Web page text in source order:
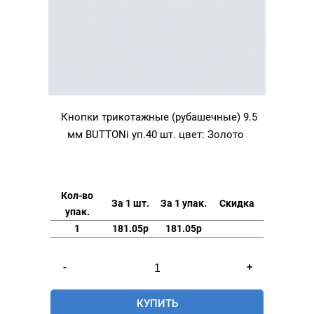
Кнопки трикотажные (рубашечные) 9.5
мм BUTTONi уп.40 шт. цвет: Золото
Кол-во
упак.
За 1 шт. За 1 упак. Скидка
1 181.05р 181.05р
-
товара
Кнопки
трикотажные
+
КУПИТЬ